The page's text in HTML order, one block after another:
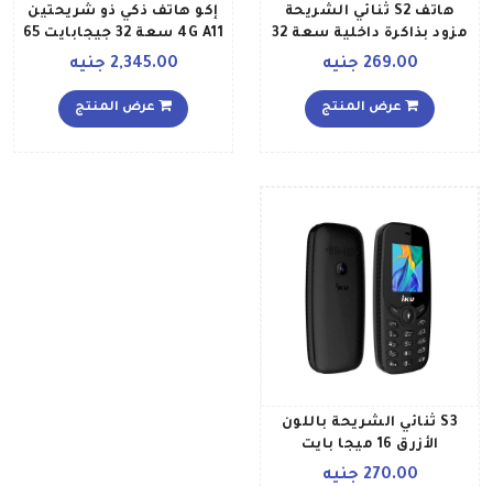
هاتف S2 ثنائي الشريحة
مزود بذاكرة داخلية سعة 32
269.00 جنيه
عرض المنتج
إكو هاتف ذكي ذو شريحتين
4G A11 سعة 32 جيجابايت 65
بوصة أزرق داكن
2,345.00 جنيه
عرض المنتج
S3 ثنائي الشريحة باللون
الأزرق 16 ميجا بايت
270.00 جنيه